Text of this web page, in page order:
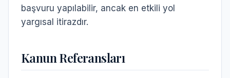
başvuru yapılabilir, ancak en etkili yol
yargısal itirazdır.
Kanun Referansları